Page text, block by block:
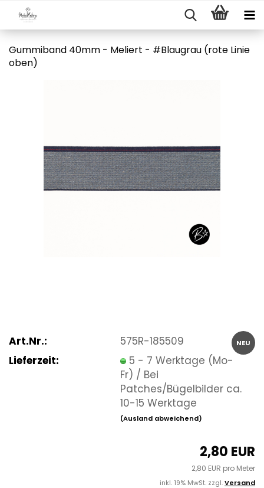
Gummiband 40mm - Meliert - #Blaugrau (rote Linie
oben)
NEU
Art.Nr.:
575R-185509
Lieferzeit:
5 - 7 Werktage (Mo-
Fr) / Bei
Patches/Bügelbilder ca.
10-15 Werktage
(Ausland abweichend)
2,80 EUR
2,80 EUR pro Meter
inkl. 19% MwSt. zzgl.Versand